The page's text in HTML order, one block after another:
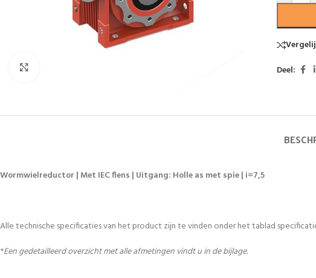
Deel:
Wormwielreductor | Met IEC flens | Uitgang: Holle as met spie | i=7,5
Alle technische specificaties van het product zijn te vinden onder het tablad
*Een gedetailleerd overzicht met alle afmetingen vindt u in de bijlage.